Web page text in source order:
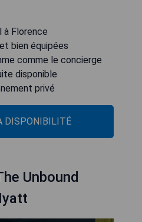
à Florence
bien équipées
comme le concierge
disponible
privé
DISPONIBILITÉ
Unbound